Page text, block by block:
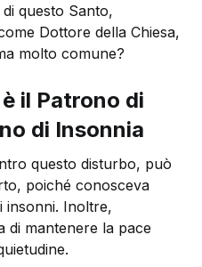
questo Santo,
Dottore della Chiesa,
molto comune?
il Patrono di
di Insonnia
questo disturbo, può
poiché conosceva
insonni. Inoltre,
di mantenere la pace